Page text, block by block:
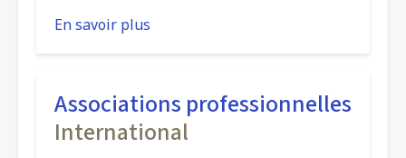
En savoir plus
Associations professionnelles
International